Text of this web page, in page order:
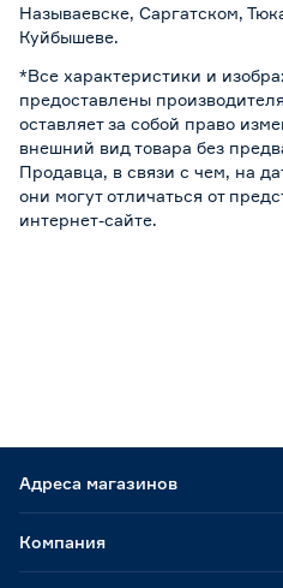
Называевске, Саргатском,
Куйбышеве.
*Все характеристики и
предоставлены
оставляет за собой право
внешний вид товара без
Продавца, в связи с чем, на
они могут отличаться от
интернет-сайте.
Адреса магазинов
Компания